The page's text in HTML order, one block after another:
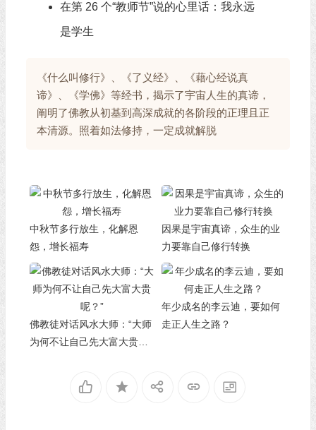
在第 26 个“教师节”说的心里话：我永远
是学生
《什么叫修行》、《了义经》、《藉心经说真
谛》、《学佛》等经书，揭示了宇宙人生的真谛，
阐明了佛教从初基到高深成就的各阶段的正理且正
本清源。照着如法修持，一定成就解脱
中秋节多行放生，化解恩
怨，增长福寿
因果是宇宙真谛，众生的业
力要靠自己修行转换
佛教徒对话风水大师：“大师
为何不让自己先大富大贵
年少成名的李云迪，要如何
走正人生之路？